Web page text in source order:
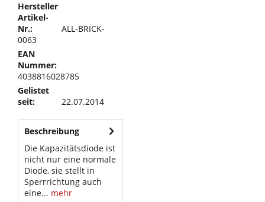
Hersteller
Artikel-
Nr.:
ALL-BRICK-
0063
EAN
Nummer:
4038816028785
Gelistet
seit:
22.07.2014
Beschreibung
Die Kapazitätsdiode ist
nicht nur eine normale
Diode, sie stellt in
Sperrrichtung auch
eine... mehr